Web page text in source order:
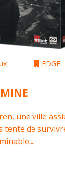
EDGE
une ville
tente de